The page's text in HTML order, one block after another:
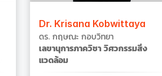
Dr. Krisana Kobwittaya
ดร. กฤษณะ กอบวิทยา
เลขานุการภาควิชา วิศวกรรมสิ่ง
แวดล้อม